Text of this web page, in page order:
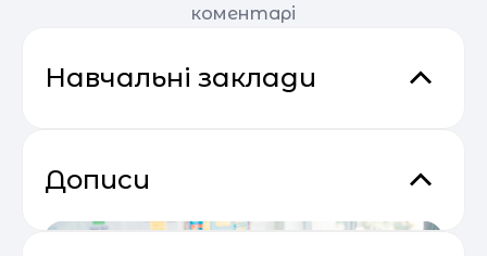
коментарі
Навчальні заклади
Дописи